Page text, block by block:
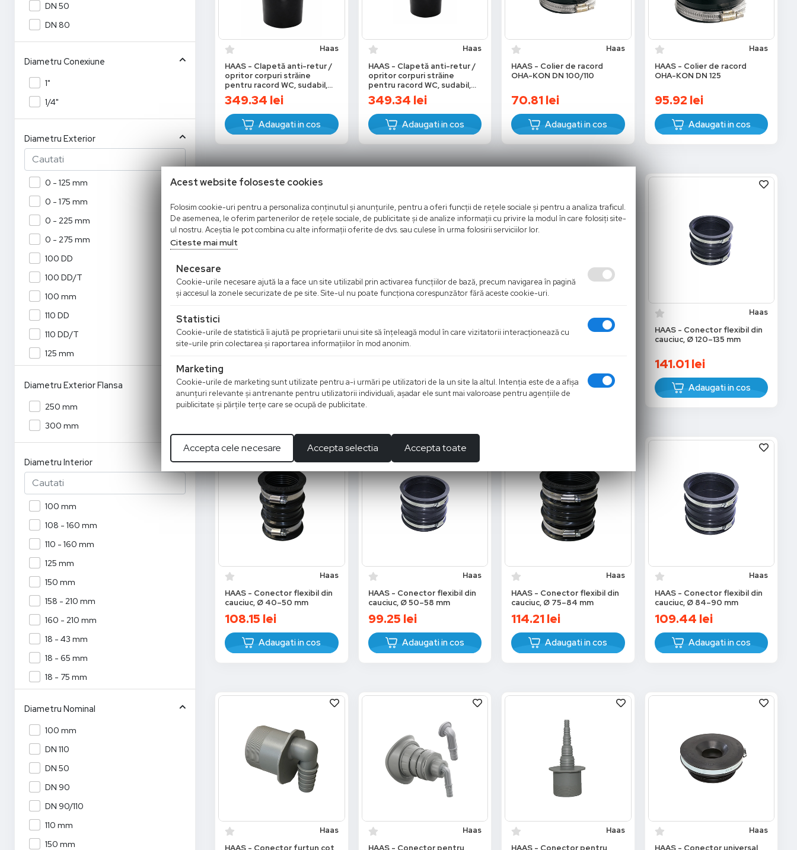
22 mm - 1" FE
22 mm - 3/4" FE
3/4" FI/FE
CU 15 - DN12 / 1/2"
CU 18 - DN12 / 1/2"
CU 22 - DN15 / 3/4"
CU 22 - DN20 / 1"
CU 28 - DN20 / 1"
CU 28 - DN25 / 1.1/4"
DN 20 - 1"FE - 3/4"FE
DN 25 - 1.1/4"FE - 1"FE
DN 50
DN12 / 1/2"
DN15 - 3/4"FE - 1/2"FE
DN15 / 3/4"
DN20 / 1"
DN25 / 1.1/4"
DN40 / 2"
DN50 / 2.1/2"
DN 50
DN 80
Diametru Conexiune
1"
1/4"
Diametru Exterior
0 - 125 mm
0 - 175 mm
0 - 225 mm
0 - 275 mm
100 DD
100 DD/T
100 mm
110 DD
110 DD/T
125 mm
150 DD/T
150 mm
160 DD/T
200 DD/T
200 mm
250 DD
250 DD/T
250 mm
300 mm
350 mm
400 mm
450 mm
50 mm
500 mm
60 mm
80 DD
80 mm
Diametru Exterior Flansa
250 mm
300 mm
Diametru Interior
100 mm
108 - 160 mm
110 - 160 mm
125 mm
150 mm
158 - 210 mm
160 - 210 mm
18 - 43 mm
18 - 65 mm
18 - 75 mm
200 - 280 mm
200 mm
22 - 43 mm
25 - 43 mm
250 mm
273 - 326 mm
300 mm
32 - 63 mm
Diametru Nominal
100 mm
DN 110
DN 50
DN 90
DN 90/110
110 mm
150 mm
Haas
HAAS - Clapetă anti-retur /
opritor corpuri străine
pentru racord WC, sudabil,
DN 110
349.34 lei
Adaugati in cos
Haas
HAAS - Clapetă anti-retur /
opritor corpuri străine
pentru racord WC, sudabil,
DN 90
349.34 lei
Adaugati in cos
Haas
HAAS - Colier de racord
OHA-KON DN 100/110
70.81lei
Adaugati in cos
Haas
HAAS - Colier de racord
OHA-KON DN 125
95.92 lei
Adaugati in cos
HAAS - Colier racord multiplu
OHA DN 100/110, 3 ieșiri
Adaugati in cos
HAAS - Conector dublu
furtun drept, Ø 8,3–20,5
mm, DN 50
Adaugati in cos
HAAS - Conector flexibil din
cauciuc, Ø 100–116 mm
Adaugati in cos
Haas
HAAS - Conector flexibil din
cauciuc, Ø 120–135 mm
141.01 lei
Adaugati in cos
Haas
HAAS - Conector flexibil din
cauciuc, Ø 40–50 mm
108.15 lei
Adaugati in cos
Haas
HAAS - Conector flexibil din
cauciuc, Ø 50–58 mm
99.25 lei
Adaugati in cos
Haas
HAAS - Conector flexibil din
cauciuc, Ø 75–84 mm
114.21lei
Adaugati in cos
Haas
HAAS - Conector flexibil din
cauciuc, Ø 84–90 mm
109.44 lei
Adaugati in cos
Haas
HAAS - Conector furtun cot
Haas
HAAS - Conector pentru
Haas
HAAS - Conector pentru
Haas
HAAS - Conector universal
Acest website foloseste cookies
Folosim cookie-uri pentru a personaliza conținutul și anunțurile, pentru a oferi funcții de rețele sociale și pentru a analiza traficul.
De asemenea, le oferim partenerilor de rețele sociale, de publicitate și de analize informații cu privire la modul în care folosiți site-
ul nostru. Aceștia le pot combina cu alte informații oferite de dvs. sau culese în urma folosirii serviciilor lor.
Citeste mai mult
Necesare
Cookie-urile necesare ajută la a face un site utilizabil prin activarea funcţiilor de bază, precum navigarea în pagină
şi accesul la zonele securizate de pe site. Site-ul nu poate funcţiona corespunzător fără aceste cookie-uri.
Statistici
Cookie-urile de statistică îi ajută pe proprietarii unui site să înţeleagă modul în care vizitatorii interacţionează cu
site-urile prin colectarea şi raportarea informaţiilor în mod anonim.
Marketing
Cookie-urile de marketing sunt utilizate pentru a-i urmări pe utilizatori de la un site la altul. Intenţia este de a afişa
anunţuri relevante şi antrenante pentru utilizatorii individuali, aşadar ele sunt mai valoroase pentru agenţiile de
puiblicitate şi părţile terţe care se ocupă de publicitate.
Accepta cele necesare Accepta selectia Accepta toate